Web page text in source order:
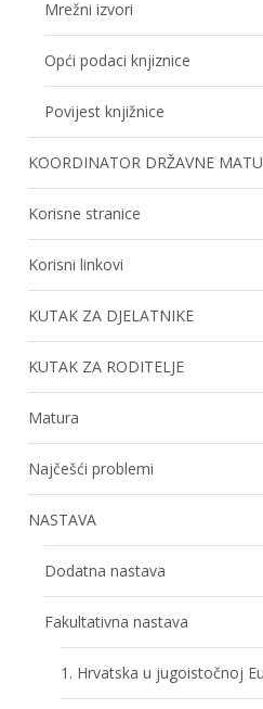
Mrežni izvori
Opći podaci knjiznice
Povijest knjižnice
KOORDINATOR DRŽAVNE
Korisne stranice
Korisni linkovi
KUTAK ZA DJELATNIKE
KUTAK ZA RODITELJE
Matura
Najčešći problemi
NASTAVA
Dodatna nastava
Fakultativna nastava
1. Hrvatska u jugoistočnoj